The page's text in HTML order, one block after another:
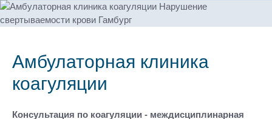
Амбулаторная клиника
коагуляции
Консультация по коагуляции - междисциплинарная